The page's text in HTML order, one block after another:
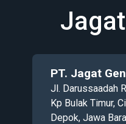
PT. Jagat
Jl. Darussaadah
Kp Bulak Timur,
Depok, Jawa